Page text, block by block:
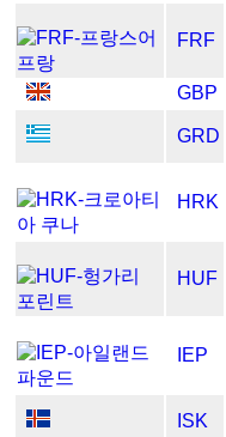
FRF
GBP
GRD
HRK
HUF
IEP
ISK